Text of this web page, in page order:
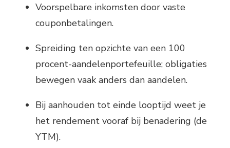
Voorspelbare inkomsten door vaste
couponbetalingen.
Spreiding ten opzichte van een 100
procent-aandelenportefeuille; obligaties
bewegen vaak anders dan aandelen.
Bij aanhouden tot einde looptijd weet je
het rendement vooraf bij benadering (de
YTM).